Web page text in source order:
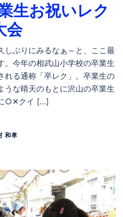
生お祝いレク
会
ぶりにみるなぁ～と、ここ最
。今年の相武山小学校の卒業生
れる通称「卒レク」。卒業生の
うな晴天のもとに沢山の卒業生
○✕クイ […]
和孝